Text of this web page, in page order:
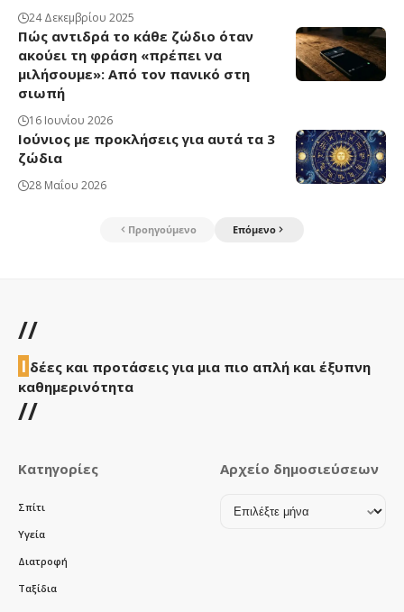
24 Δεκεμβρίου 2025
Πώς αντιδρά το κάθε ζώδιο όταν
ακούει τη φράση «πρέπει να
μιλήσουμε»: Από τον πανικό στη
σιωπή
16 Ιουνίου 2026
Ιούνιος με προκλήσεις για αυτά τα 3
ζώδια
28 Μαΐου 2026
Προηγούμενο Επόμενο
//
Ι δέες και προτάσεις για μια πιο απλή και έξυπνη
καθημερινότητα
//
Κατηγορίες
Σπίτι
Υγεία
Διατροφή
Ταξίδια
Αρχείο δημοσιεύσεων
Αρχείο